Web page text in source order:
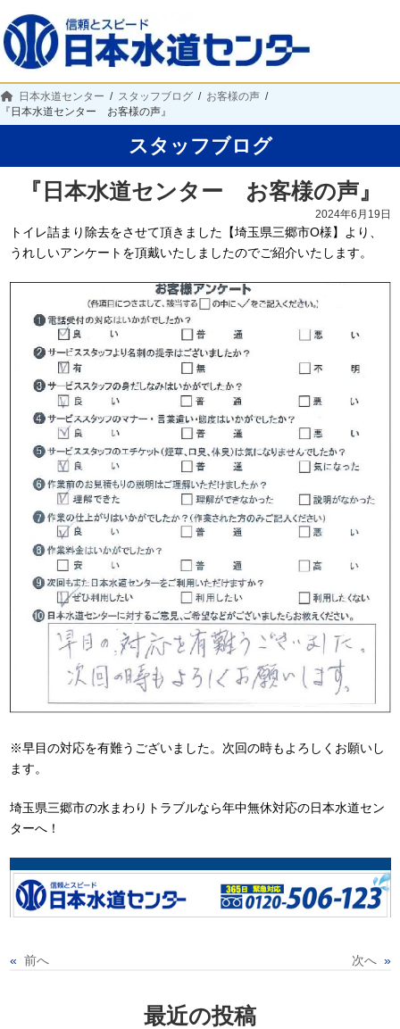
日本水道センター スタッフブログ
お客様の声
『日本水道センター お客様の声』
スタッフブログ
『日本水道センター お客様の声』
2024年6月19日
トイレ詰まり除去をさせて頂きました【埼玉県三郷市O様】より、
うれしいアンケートを頂戴いたしましたのでご紹介いたします。
※早目の対応を有難うございました。次回の時もよろしくお願いし
ます。
埼玉県三郷市の水まわりトラブルなら年中無休対応の日本水道セン
ターへ！
« 前へ 次へ »
最近の投稿